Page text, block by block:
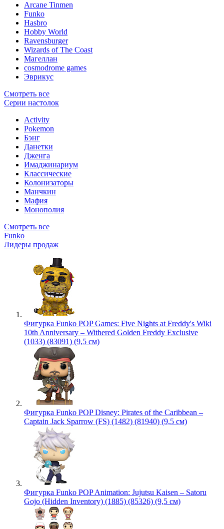
Arcane Tinmen
Funko
Hasbro
Hobby World
Ravensburger
Wizards of The Coast
Магеллан
сosmodrome games
Эврикус
Смотреть все
Серии настолок
Activity
Pokemon
Бэнг
Данетки
Дженга
Имаджинариум
Классические
Колонизаторы
Манчкин
Мафия
Монополия
Смотреть все
Funko
Лидеры продаж
Фигурка Funko POP Games: Five Nights at Freddy's Wiki
10th Anniversary – Withered Golden Freddy Exclusive
(1033) (83091) (9,5 см)
Фигурка Funko POP Disney: Pirates of the Caribbean –
Captain Jack Sparrow (FS) (1482) (81940) (9,5 см)
Фигурка Funko POP Animation: Jujutsu Kaisen – Satoru
Gojo (Hidden Inventory) (1885) (85326) (9,5 см)